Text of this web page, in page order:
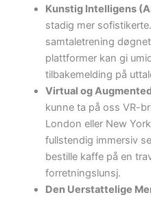
Kunstig Intelligens
stadig mer
samtaletrening
plattformer kan gi
tilbakemelding på
Virtual og
kunne ta på oss VR-
London eller New
fullstendig immersiv
bestille kaffe på en
forretningslunsj.
Den Uerstattelige